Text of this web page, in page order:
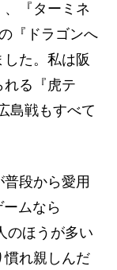
、『ターミネ
『ドラゴンへ
た。私は阪
る『虎テ
島戦もすべて
段から愛用
ムなら
のほうが多い
慣れ親しんだ